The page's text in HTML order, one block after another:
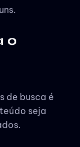
o
de busca é
seja